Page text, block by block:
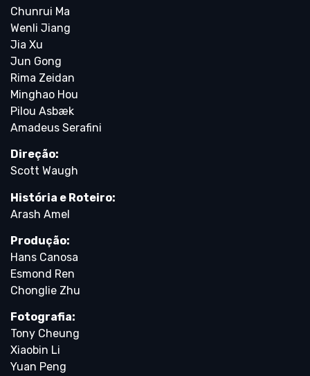
Chunrui Ma
Wenli Jiang
Jia Xu
Jun Gong
Rima Zeidan
Minghao Hou
Pilou Asbæk
Amadeus Serafini
Direção:
Scott Waugh
História e Roteiro:
Arash Amel
Produção:
Hans Canosa
Esmond Ren
Chonglie Zhu
Fotografia:
Tony Cheung
Xiaobin Li
Yuan Peng